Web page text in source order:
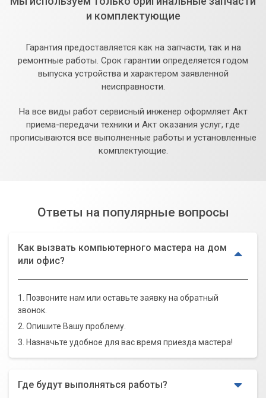
и комплектующие
Гарантия предоставляется как на запчасти, так и на
ремонтные работы. Срок гарантии определяется годом
выпуска устройства и характером заявленной
неисправности.
На все виды работ сервисный инженер оформляет Акт
приема-передачи техники и Акт оказания услуг, где
прописываются все выполненные работы и установленные
комплектующие.
Ответы на популярные вопросы
Как вызвать компьютерного мастера на дом
или офис?
1. Позвоните нам или оставьте заявку на обратный
звонок.
2. Опишите Вашу проблему.
3. Назначьте удобное для вас время приезда мастера!
Где будут выполняться работы?